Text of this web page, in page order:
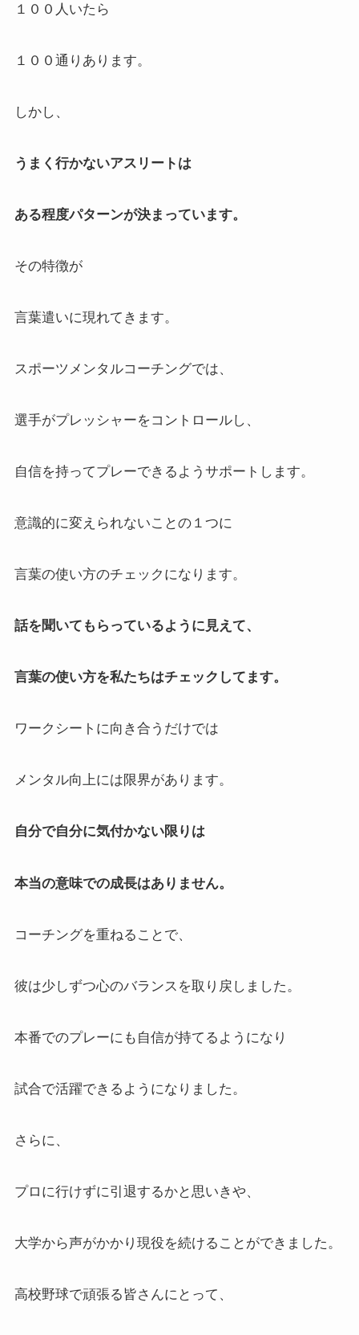
１００人いたら
１００通りあります。
しかし、
うまく行かないアスリートは
ある程度パターンが決まっています。
その特徴が
言葉遣いに現れてきます。
スポーツメンタルコーチングでは、
選手がプレッシャーをコントロールし、
自信を持ってプレーできるようサポートします。
意識的に変えられないことの１つに
言葉の使い方のチェックになります。
話を聞いてもらっているように見えて、
言葉の使い方を私たちはチェックしてます。
ワークシートに向き合うだけでは
メンタル向上には限界があります。
自分で自分に気付かない限りは
本当の意味での成長はありません。
コーチングを重ねることで、
彼は少しずつ心のバランスを取り戻しました。
本番でのプレーにも自信が持てるようになり
試合で活躍できるようになりました。
さらに、
プロに行けずに引退するかと思いきや、
大学から声がかかり現役を続けることができました。
高校野球で頑張る皆さんにとって、